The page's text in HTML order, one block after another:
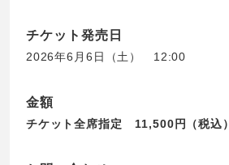
チケット発売日
2026年6月6日（土） 12:00
金額
チケット全席指定 11,500円（税込）